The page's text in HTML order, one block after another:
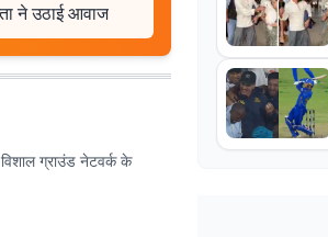
ने उठाई आवाज
ग्राउंड नेटवर्क के